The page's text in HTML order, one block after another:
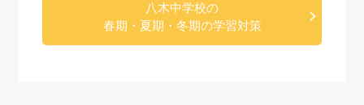
八木中学校の
春期・夏期・冬期の学習対策